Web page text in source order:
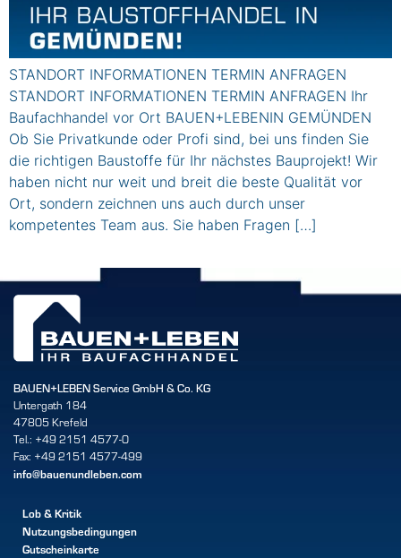
STANDORT INFORMATIONEN TERMIN ANFRAGEN
STANDORT INFORMATIONEN TERMIN ANFRAGEN Ihr
Baufachhandel vor Ort BAUEN+LEBENIN GEMÜNDEN
Ob Sie Privatkunde oder Profi sind, bei uns finden Sie
die richtigen Baustoffe für Ihr nächstes Bauprojekt! Wir
haben nicht nur weit und breit die beste Qualität vor
Ort, sondern zeichnen uns auch durch unser
kompetentes Team aus. Sie haben Fragen […]
BAUEN+LEBEN Service GmbH & Co. KG
Untergath 184
47805 Krefeld
Tel.: +49 2151 4577-0
Fax: +49 2151 4577-499
info@bauenundleben.com
Lob & Kritik
Nutzungsbedingungen
Gutscheinkarte